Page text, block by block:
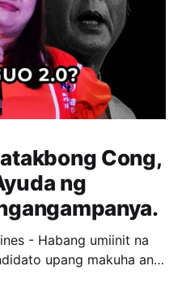
Cong,
ng
- Habang umiinit na
upang makuha ang